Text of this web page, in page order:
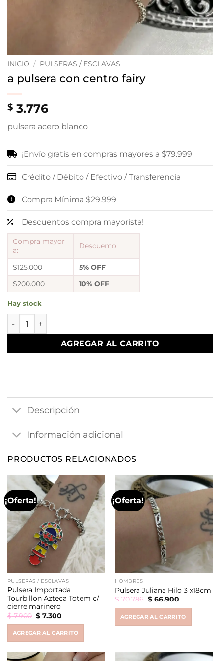
INICIO / PULSERAS / ESCLAVAS
a pulsera con centro fairy
$ 3.776
pulsera acero blanco
¡Envío gratis en compras mayores a $79.999!
Crédito / Débito / Efectivo / Transferencia
Compra Mínima $29.999
Descuentos compra mayorista!
Compra mayor
a:
Descuento
$125.000
5% OFF
$200.000
10% OFF
Hay stock
a pulsera con centro fairy cantidad
AGREGAR AL CARRITO
Descripción
Información adicional
PRODUCTOS RELACIONADOS
¡Oferta!
PULSERAS / ESCLAVAS
Pulsera Importada
Tourbillon Azteca Totem c/
cierre marinero
$7.900 Original
price
$ 7.900.
$7.300Current
$ 7.300.
AGREGAR AL CARRITO
¡Oferta!
HOMBRES
Pulsera Juliana Hilo 3 x18cm
$70.786 Original
price
$ 70.786.
$66.900Current
$ 66.900.
AGREGAR AL CARRITO